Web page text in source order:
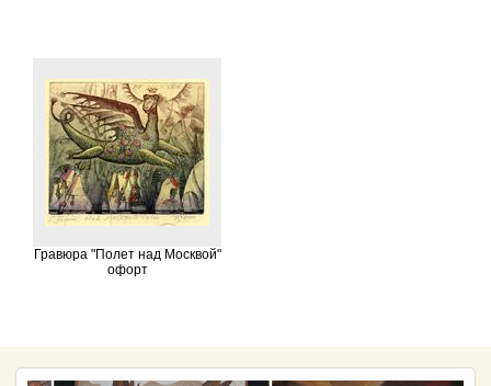
Гравюра "Полет над Москвой"
офорт